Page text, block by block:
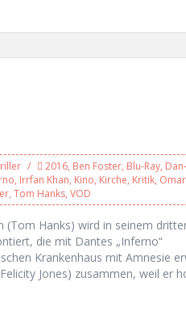
2016, Ben Foster, Blu-Ray,
, Irrfan Khan, Kino, Kirche, Kritik,
, Tom Hanks, VOD
Hanks) wird in seinem
die mit Dantes „Inferno“
Krankenhaus mit Amnesie
Jones) zusammen, weil er